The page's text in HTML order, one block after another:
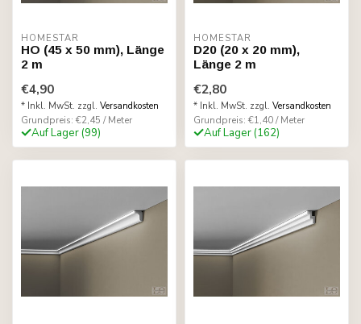
HOMESTAR
HO (45 x 50 mm), Länge
2 m
€4,90
* Inkl. MwSt. zzgl. Versandkosten
Grundpreis: €2,45 / Meter
Auf Lager (99)
HOMESTAR
D20 (20 x 20 mm),
Länge 2 m
€2,80
* Inkl. MwSt. zzgl. Versandkosten
Grundpreis: €1,40 / Meter
Auf Lager (162)